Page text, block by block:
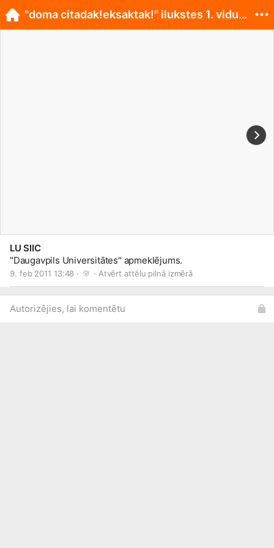
LU SIIC
"Daugavpils Universitātes" apmeklējums.
9. feb 2011 13:48 · · Atvērt attēlu pilnā izmērā
Autorizējies, lai komentētu
"doma citadak!eksaktak!" ilukstes 1. vidusskola